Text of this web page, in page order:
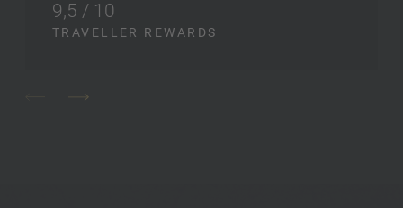
9,5 / 10
TRAVELLER REWARDS